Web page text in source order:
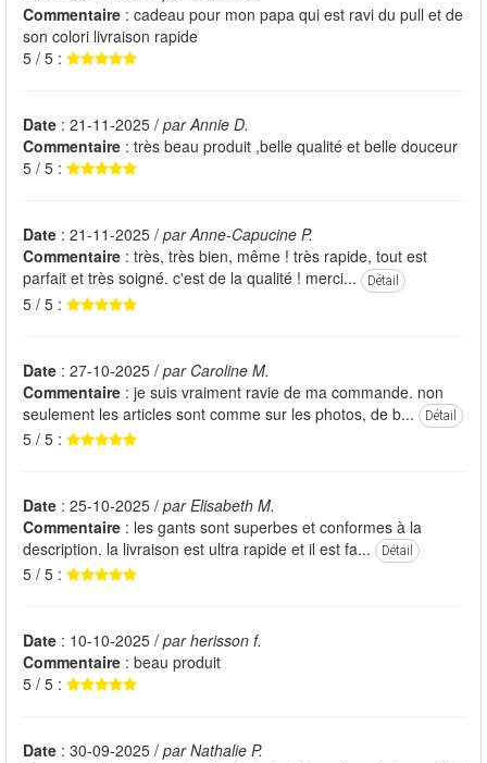
Commentaire : cadeau pour mon papa qui est ravi du pull et de
son colori livraison rapide
5 / 5 :
Date : 21-11-2025 / par Annie D.
Commentaire : très beau produit ,belle qualité et belle douceur
5 / 5 :
Date : 21-11-2025 / par Anne-Capucine P.
Commentaire : très, très bien, même ! très rapide, tout est
parfait et très soigné. c'est de la qualité ! merci...
Détail
5 / 5 :
Date : 27-10-2025 / par Caroline M.
Commentaire : je suis vraiment ravie de ma commande. non
seulement les articles sont comme sur les photos, de b...
Détail
5 / 5 :
Date : 25-10-2025 / par Elisabeth M.
Commentaire : les gants sont superbes et conformes à la
description. la livraison est ultra rapide et il est fa...
Détail
5 / 5 :
Date : 10-10-2025 / par herisson f.
Commentaire : beau produit
5 / 5 :
Date : 30-09-2025 / par Nathalie P.